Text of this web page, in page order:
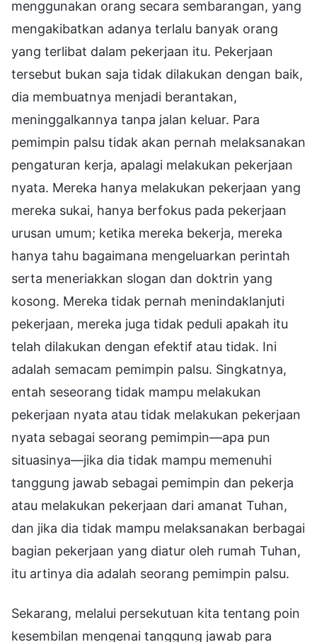
menggunakan orang secara sembarangan, yang
mengakibatkan adanya terlalu banyak orang
yang terlibat dalam pekerjaan itu. Pekerjaan
tersebut bukan saja tidak dilakukan dengan baik,
dia membuatnya menjadi berantakan,
meninggalkannya tanpa jalan keluar. Para
pemimpin palsu tidak akan pernah melaksanakan
pengaturan kerja, apalagi melakukan pekerjaan
nyata. Mereka hanya melakukan pekerjaan yang
mereka sukai, hanya berfokus pada pekerjaan
urusan umum; ketika mereka bekerja, mereka
hanya tahu bagaimana mengeluarkan perintah
serta meneriakkan slogan dan doktrin yang
kosong. Mereka tidak pernah menindaklanjuti
pekerjaan, mereka juga tidak peduli apakah itu
telah dilakukan dengan efektif atau tidak. Ini
adalah semacam pemimpin palsu. Singkatnya,
entah seseorang tidak mampu melakukan
pekerjaan nyata atau tidak melakukan pekerjaan
nyata sebagai seorang pemimpin—apa pun
situasinya—jika dia tidak mampu memenuhi
tanggung jawab sebagai pemimpin dan pekerja
atau melakukan pekerjaan dari amanat Tuhan,
dan jika dia tidak mampu melaksanakan berbagai
bagian pekerjaan yang diatur oleh rumah Tuhan,
itu artinya dia adalah seorang pemimpin palsu.
Sekarang, melalui persekutuan kita tentang poin
kesembilan mengenai tanggung jawab para